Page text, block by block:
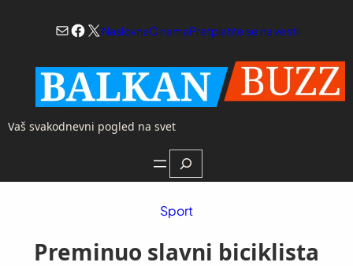
Mail
Facebook
X NaslovnaO namaPretplatite se na vesti
Vaš svakodnevni pogled na svet
Search
Sport
Preminuo slavni biciklista